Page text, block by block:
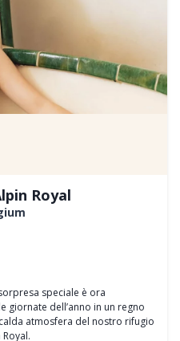
Royal
speciale è ora
giornate dell’anno in un regno
atmosfera del nostro rifugio